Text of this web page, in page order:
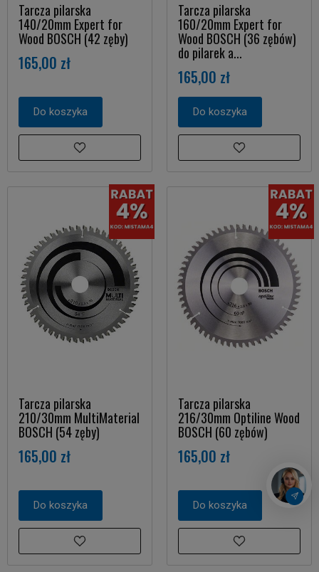
Tarcza pilarska
140/20mm Expert for
Wood BOSCH (42 zęby)
165,00 zł
Do koszyka
Tarcza pilarska
160/20mm Expert for
Wood BOSCH (36 zębów)
do pilarek a...
165,00 zł
Do koszyka
Tarcza pilarska
210/30mm MultiMaterial
BOSCH (54 zęby)
165,00 zł
Do koszyka
Tarcza pilarska
216/30mm Optiline Wood
BOSCH (60 zębów)
165,00 zł
Do koszyka